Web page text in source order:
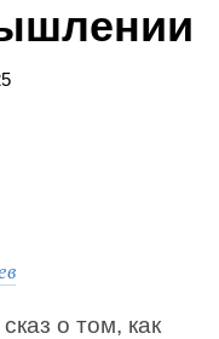
о том, как